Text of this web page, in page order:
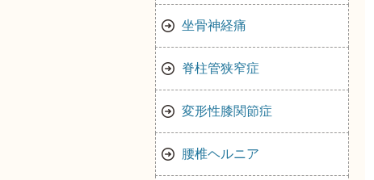
坐骨神経痛
脊柱管狭窄症
変形性膝関節症
腰椎ヘルニア